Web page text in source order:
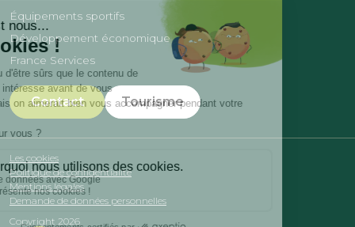
Équipements sportifs
Développement économique
France Services
Contact Tourisme
Les cookies
Politique de confidentialité
Mentions légales
Demande de données personnelles
Copyright 2026